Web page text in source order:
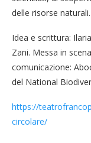
delle risorse naturali.
Idea e scrittura:
Zani. Messa in
comunicazione:
del National
https://
circolare/